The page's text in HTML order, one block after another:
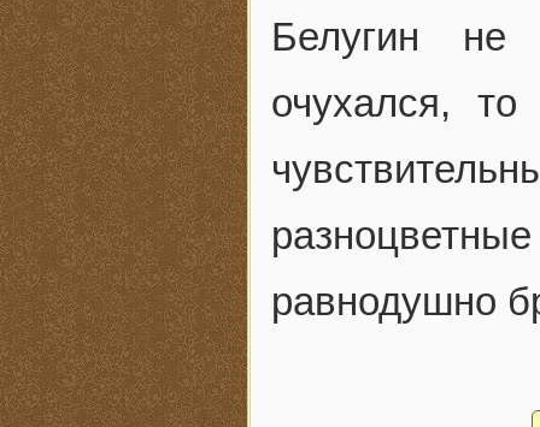
Белугин не
очухался,
равнодушно